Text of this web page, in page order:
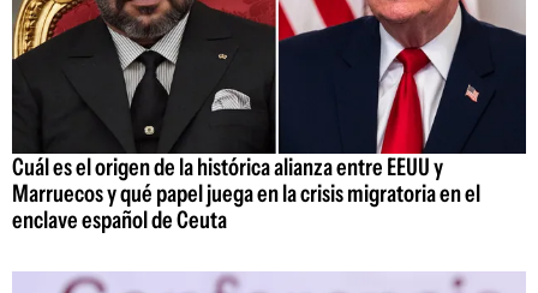
Cuál es el origen de la histórica alianza entre EEUU y
Marruecos y qué papel juega en la crisis migratoria en el
enclave español de Ceuta